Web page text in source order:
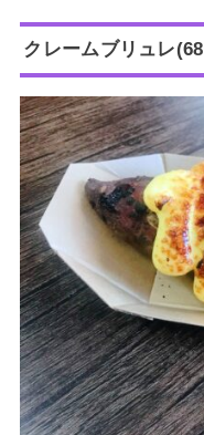
クレームブリュレ